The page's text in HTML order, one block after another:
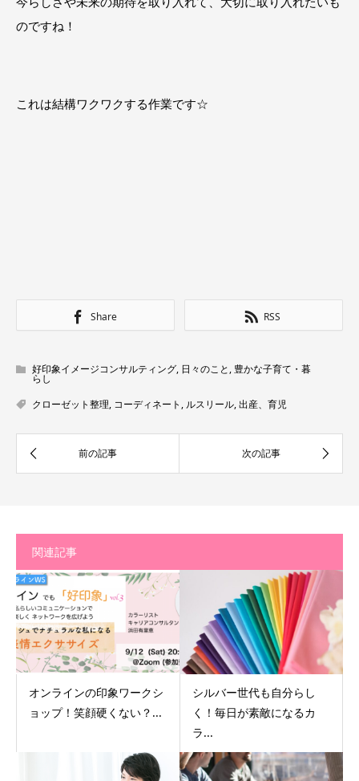
のですね！
これは結構ワクワクする作業です☆
Share RSS
好印象イメージコンサルティング, 日々のこと,豊かな子育て・暮
らし
クローゼット整理, コーディネート,ルスリール,出産、育児
関連記事
オンラインの印象ワークシ
ョップ！笑顔硬くない？...
シルバー世代も自分らし
く！毎日が素敵になるカ
ラ...